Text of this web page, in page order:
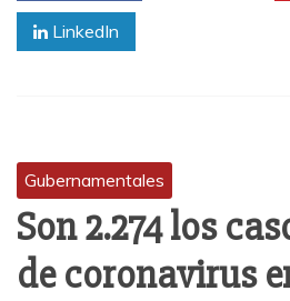
LinkedIn
Gubernamentales
Son 2.274 los
de coronavirus